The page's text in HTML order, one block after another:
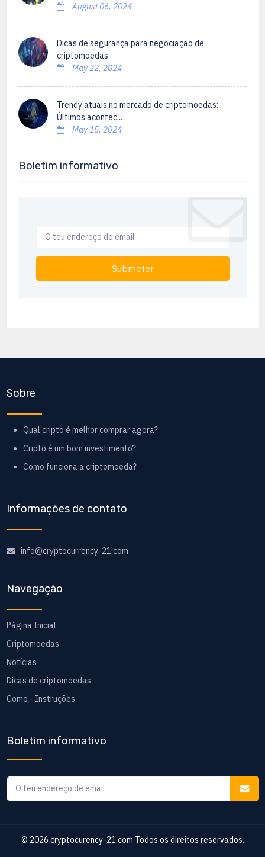
August 06, 2024
Dicas de segurança para negociação de
criptomoedas
May 22, 2024
Trendy atuais no mercado de criptomoedas:
Últimos acontec...
May 15, 2024
Boletim informativo
Submeter
Sobre
Qual cripto é melhor comprar agora?
Cripto é um bom investimento?
Como funciona a criptomoeda?
Informações de contato
info@cryptocurrency-21.com
Navegação
Página Inicial
Criptomoedas
Notícias
Dicas de criptomoedas
Como - Instruções
Boletim informativo
© 2026 cryptocurency-21.com Todos os direitos reservados.